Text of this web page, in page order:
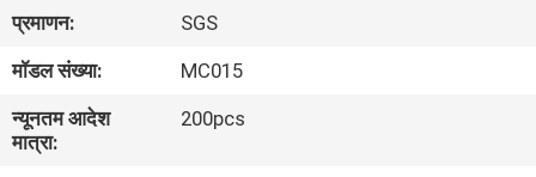
हमारे
बारे
में
प्रमाणन:
SGS
मॉडल संख्या:
MC015
न्यूनतम आदेश
मात्रा:
200pcs